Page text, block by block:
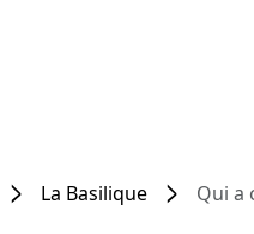
La Basilique Qui a